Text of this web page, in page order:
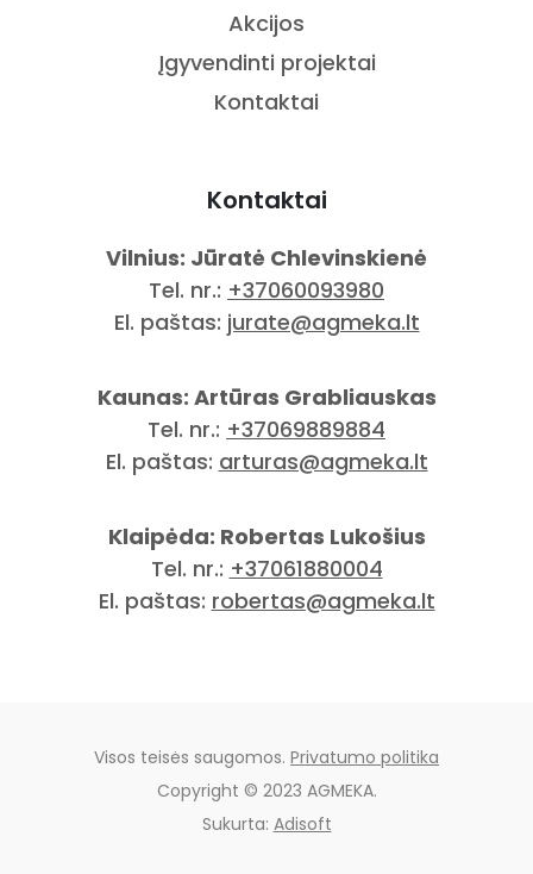
Akcijos
Įgyvendinti projektai
Kontaktai
Kontaktai
Vilnius: Jūratė Chlevinskienė
Tel. nr.: +37060093980
El. paštas: jurate@agmeka.lt
Kaunas: Artūras Grabliauskas
Tel. nr.: +37069889884
El. paštas: arturas@agmeka.lt
Klaipėda: Robertas Lukošius
Tel. nr.: +37061880004
El. paštas: robertas@agmeka.lt
Visos teisės saugomos. Privatumo politika
Copyright © 2023 AGMEKA.
Sukurta: Adisoft